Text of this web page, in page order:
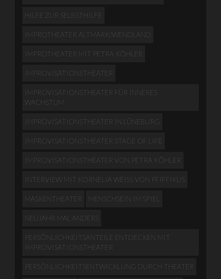
HILFE ZUR SELBSTHILFE
IMPROTHEATER ALTMARK/WENDLAND
IMPROTHEATER MIT PETRA KÖHLER
IMPROVISATIONSTHEATER
IMPROVISATIONSTHEATER FÜR INNERES
WACHSTUM
IMPROVISATIONSTHEATER IN LÜNEBURG
IMPROVISATIONSTHEATER STAGE OF LIFE
IMPROVISATIONSTHEATER VON PETRA KÖHLER
INTERVIEW MIT KORNELIA WEISS VON PFIFFIKUS
MASKENTHEATER MENSCHSEIN IM SPIEL
NEUJAHR MAL ANDERS
PERSÖNLICHKEITSANTEILE ENTDECKEN MIT
IMPROVISATIONSTHEATER
PERSÖNLICHKEITSENTWICKLUNG DURCH THEATER